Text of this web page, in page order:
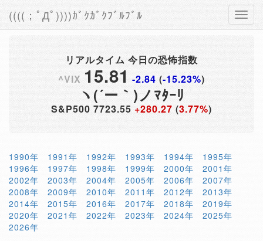
((((；ﾟДﾟ))))ｶﾞｸｶﾞｸﾌﾞﾙﾌﾞﾙ
リアルタイム 今日の恐怖指数
^VIX 15.81 -2.84(-15.23%)
ヽ(´ー｀)ノﾏﾀｰﾘ
S&P500 7723.55 +280.27 (3.77%)
1990年 1991年 1992年 1993年 1994年
1995年
1996年
1997年 1998年 1999年 2000年
2001年
2002年
2003年 2004年 2005年 2006年
2007年
2008年
2009年 2010年 2011年 2012年
2013年
2014年
2015年 2016年 2017年 2018年
2019年
2020年
2021年 2022年 2023年 2024年
2025年
2026年